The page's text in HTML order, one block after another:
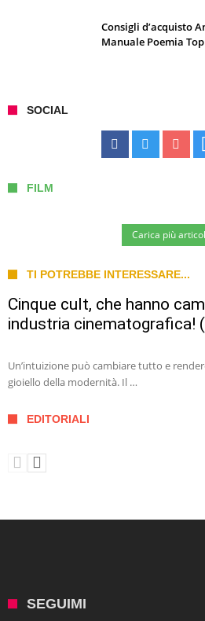
Consigli d’acquisto
Manuale Poemia Top
SOCIAL
FILM
Carica più
TI POTREBBE INTERESSARE...
Cinque cult, che hanno
industria cinematografica!
Un’intuizione può cambiare tutto e
gioiello della modernità. Il …
EDITORIALI
SEGUIMI